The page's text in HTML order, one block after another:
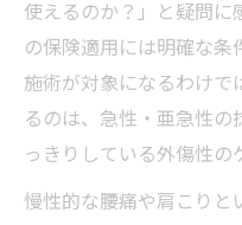
使えるのか？」と疑問に
の保険適用には明確な条
施術が対象になるわけで
るのは、急性・亜急性の
っきりしている外傷性の
慢性的な腰痛や肩こりと